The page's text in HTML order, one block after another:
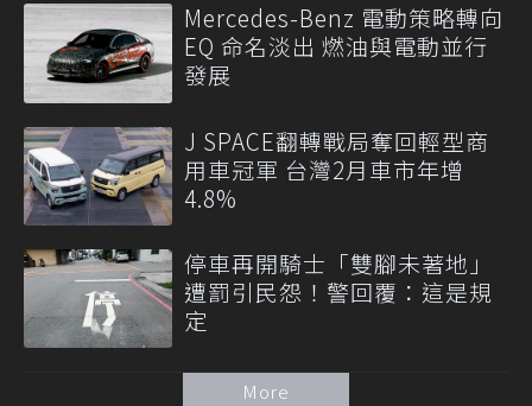
Mercedes-Benz 電動策略轉向
EQ 命名淡出 燃油與電動並行
發展
J SPACE翻轉戰局奪回輕型商
用車冠軍 台灣2月車市年增
4.8%
停車再開騎士「雙腳未著地」
遭罰引民怨！警回覆：這是規
定
More